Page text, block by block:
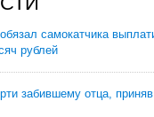
самокатчика
рублей
забившему отца, приняв